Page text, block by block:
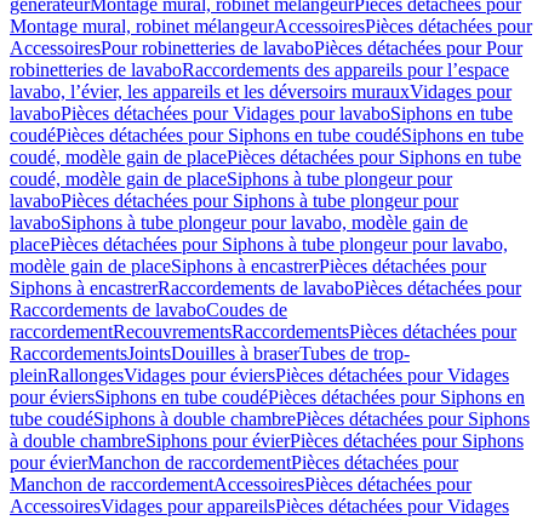
générateurMontage mural, robinet mélangeurPièces détachées pour
Montage mural, robinet mélangeurAccessoiresPièces détachées pour
AccessoiresPour robinetteries de lavaboPièces détachées pour Pour
robinetteries de lavaboRaccordements des appareils pour l’espace
lavabo, l’évier, les appareils et les déversoirs murauxVidages pour
lavaboPièces détachées pour Vidages pour lavaboSiphons en tube
coudéPièces détachées pour Siphons en tube coudéSiphons en tube
coudé, modèle gain de placePièces détachées pour Siphons en tube
coudé, modèle gain de placeSiphons à tube plongeur pour
lavaboPièces détachées pour Siphons à tube plongeur pour
lavaboSiphons à tube plongeur pour lavabo, modèle gain de
placePièces détachées pour Siphons à tube plongeur pour lavabo,
modèle gain de placeSiphons à encastrerPièces détachées pour
Siphons à encastrerRaccordements de lavaboPièces détachées pour
Raccordements de lavaboCoudes de
raccordementRecouvrementsRaccordementsPièces détachées pour
RaccordementsJointsDouilles à braserTubes de trop-
pleinRallongesVidages pour éviersPièces détachées pour Vidages
pour éviersSiphons en tube coudéPièces détachées pour Siphons en
tube coudéSiphons à double chambrePièces détachées pour Siphons
à double chambreSiphons pour évierPièces détachées pour Siphons
pour évierManchon de raccordementPièces détachées pour
Manchon de raccordementAccessoiresPièces détachées pour
AccessoiresVidages pour appareilsPièces détachées pour Vidages